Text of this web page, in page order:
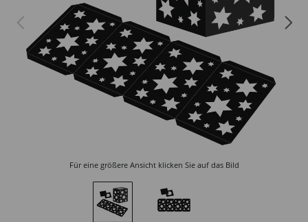
Für eine größere Ansicht klicken Sie auf das Bild